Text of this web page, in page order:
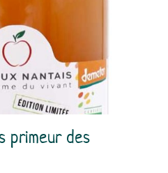
primeur des